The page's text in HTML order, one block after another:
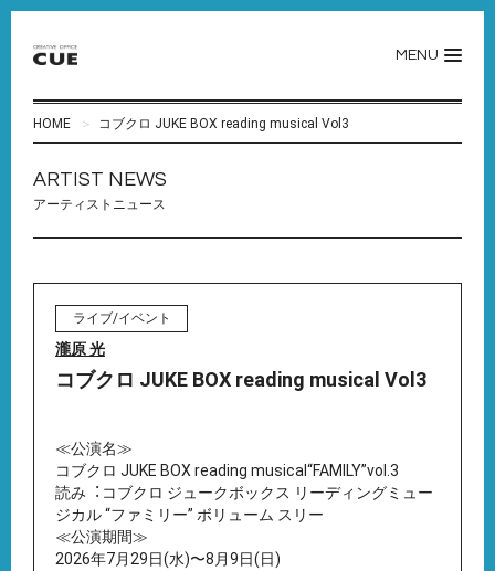
MENU
HOME コブクロ JUKE BOX reading musical Vol3
ARTIST NEWS
アーティストニュース
ライブ/イベント
瀧原 光
コブクロ JUKE BOX reading musical Vol3
≪公演名≫
コブクロ JUKE BOX reading musical“FAMILY”vol.3
読み︓コブクロ ジュークボックス リーディングミュー
ジカル “ファミリー” ボリューム スリー
≪公演期間≫
2026年7⽉29⽇(⽔)〜8⽉9⽇(⽇)